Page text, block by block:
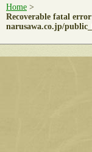
Home >
Recoverable fatal error
narusawa.co.jp/